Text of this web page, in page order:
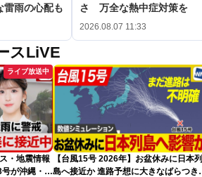
雨の心配も
さ 万全な熱中症対策を
2026.08.07 11:33
スLiVE
ライブ放送中
・地震情報
が沖縄・奄
【台風15号 2026年】お盆休みに日本列
島へ接近か 進路予想に大きなばらつき